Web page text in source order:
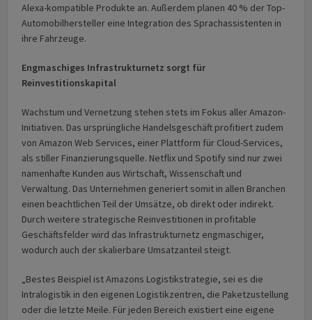
Alexa-kompatible Produkte an. Außerdem planen 40 % der Top-
Automobilhersteller eine Integration des Sprachassistenten in
ihre Fahrzeuge.
Engmaschiges Infrastrukturnetz sorgt für
Reinvestitionskapital
Wachstum und Vernetzung stehen stets im Fokus aller Amazon-
Initiativen. Das ursprüngliche Handelsgeschäft profitiert zudem
von Amazon Web Services, einer Plattform für Cloud-Services,
als stiller Finanzierungsquelle. Netflix und Spotify sind nur zwei
namenhafte Kunden aus Wirtschaft, Wissenschaft und
Verwaltung. Das Unternehmen generiert somit in allen Branchen
einen beachtlichen Teil der Umsätze, ob direkt oder indirekt.
Durch weitere strategische Reinvestitionen in profitable
Geschäftsfelder wird das Infrastrukturnetz engmaschiger,
wodurch auch der skalierbare Umsatzanteil steigt.
„Bestes Beispiel ist Amazons Logistikstrategie, sei es die
Intralogistik in den eigenen Logistikzentren, die Paketzustellung
oder die letzte Meile. Für jeden Bereich existiert eine eigene